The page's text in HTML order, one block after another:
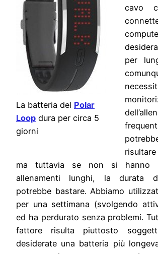
La batteria del Polar
Loop dura per circa 5
giorni
cavo
per
ma tuttavia se non si hanno
allenamenti lunghi, la durata
potrebbe bastare. Abbiamo
per una settimana (svolgendo
ed ha perdurato senza problemi.
fattore risulta piuttosto
desiderate una batteria più